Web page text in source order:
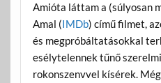
Amióta láttam a (súlyosan
Amal (IMDb) című filmet,
és megpróbáltatásokkal
esélytelennek tűnő
rokonszenvvel kísérek.